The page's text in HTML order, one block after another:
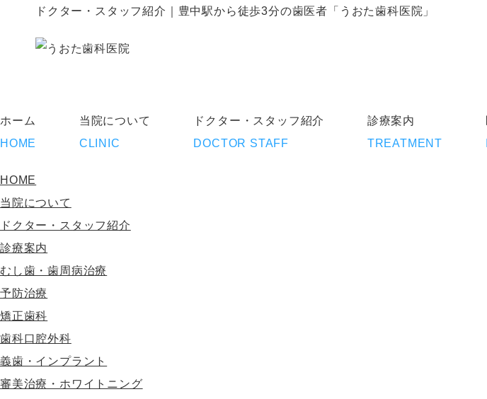
ドクター・スタッフ紹介｜豊中駅から徒歩3分の歯医者「うおた歯科医院」
ホーム
HOME
当院について
CLINIC
ドクター・スタッフ紹介
DOCTOR STAFF
診療案内
TREATMENT
HOME
当院について
ドクター・スタッフ紹介
診療案内
むし歯・歯周病治療
予防治療
矯正歯科
歯科口腔外科
義歯・インプラント
審美治療・ホワイトニング